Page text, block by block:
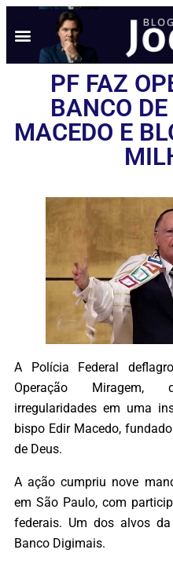
PF FAZ
BANCO
MACEDO E
A Polícia Federal
Operação Miragem,
irregularidades em uma
bispo Edir Macedo,
de Deus.
A ação cumpriu nove
em São Paulo, com
federais. Um dos alvos
Banco Digimais.